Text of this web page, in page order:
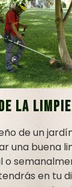
la
de un
una buena
o
en tu